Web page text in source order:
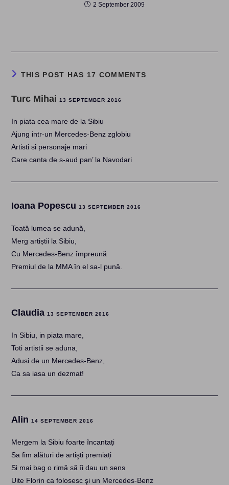
2 September 2009
THIS POST HAS 17 COMMENTS
Turc Mihai 13 SEPTEMBER 2016
In piata cea mare de la Sibiu
Ajung intr-un Mercedes-Benz zglobiu
Artisti si personaje mari
Care canta de s-aud pan’ la Navodari
Ioana Popescu13 SEPTEMBER 2016
Toată lumea se adună,
Merg artiștii la Sibiu,
Cu Mercedes-Benz împreună
Premiul de la MMA în el sa-l pună.
Claudia13 SEPTEMBER 2016
In Sibiu, in piata mare,
Toti artistii se aduna,
Adusi de un Mercedes-Benz,
Ca sa iasa un dezmat!
Alin14 SEPTEMBER 2016
Mergem la Sibiu foarte încantați
Sa fim alături de artişti premiați
Si mai bag o rimă să îi dau un sens
Uite Florin ca folosesc şi un Mercedes-Benz